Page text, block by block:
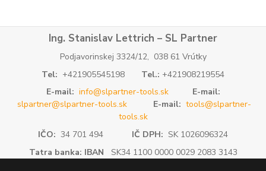
Ing. Stanislav Lettrich – SL Partner
Podjavorinskej 3324/12, 038 61 Vrútky
Tel: +421905545198 Tel.: +421908219554
E-mail: info@slpartner-tools.sk
E-mail:
slpartner@slpartner-tools.sk
E-mail: tools@slpartner-
tools.sk
IČO: 34 701 494 IČ DPH: SK 1026096324
Tatra banka: IBAN SK34 1100 0000 0029 2083 3143